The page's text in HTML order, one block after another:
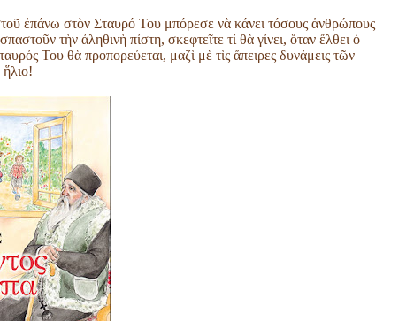
ἐπάνω στὸν Σταυρό Του μπόρεσε νὰ κάνει τόσους ἀνθρώπους
τὴν ἀληθινὴ πίστη, σκεφτεῖτε τί θὰ γίνει, ὅταν ἔλθει ὁ
Του θὰ προπορεύεται, μαζὶ μὲ τὶς ἄπειρες δυνάμεις τῶν